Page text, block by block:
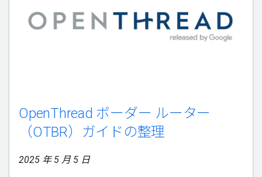
OpenThread ボーダー ルーター
（OTBR）ガイドの整理
2025 年 5 月 5 日